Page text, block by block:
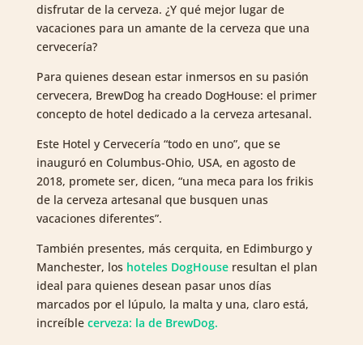
disfrutar de la cerveza. ¿Y qué mejor lugar de
vacaciones para un amante de la cerveza que una
cervecería?
Para quienes desean estar inmersos en su pasión
cervecera, BrewDog ha creado DogHouse: el primer
concepto de hotel dedicado a la cerveza artesanal.
Este Hotel y Cervecería “todo en uno”, que se
inauguró en Columbus-Ohio, USA, en agosto de
2018, promete ser, dicen, “una meca para los frikis
de la cerveza artesanal que busquen unas
vacaciones diferentes”.
También presentes, más cerquita, en Edimburgo y
Manchester, los hoteles DogHouseresultan el plan
ideal para quienes desean pasar unos días
marcados por el lúpulo, la malta y una, claro está,
increíble cerveza: la de BrewDog.